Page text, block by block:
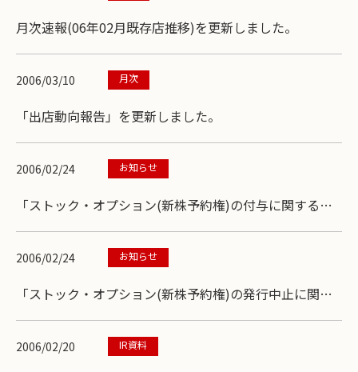
月次速報(06年02月既存店推移)を更新しました。
2006/03/10 月次
「出店動向報告」を更新しました。
2006/02/24 お知らせ
「ストック・オプション(新株予約権)の付与に関するお
2006/02/24 お知らせ
「ストック・オプション(新株予約権)の発行中止に関す
2006/02/20 IR資料